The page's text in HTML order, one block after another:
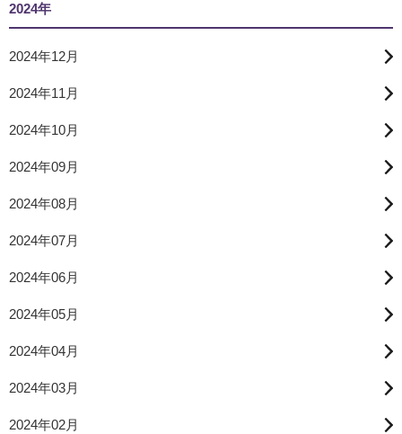
2024年
2024年12月
2024年11月
2024年10月
2024年09月
2024年08月
2024年07月
2024年06月
2024年05月
2024年04月
2024年03月
2024年02月